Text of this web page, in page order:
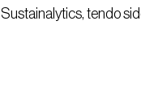
Sustainalytics, tendo